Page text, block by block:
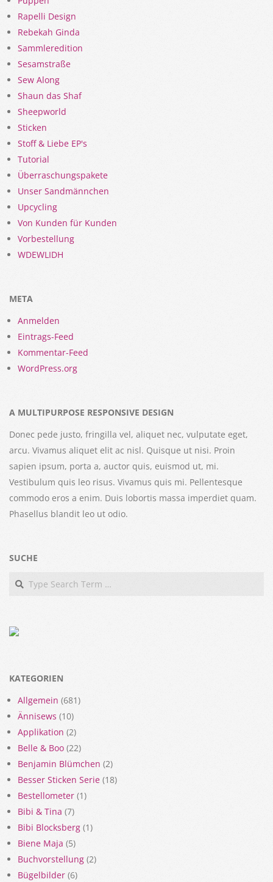
Rapelli Design
Rebekah Ginda
Sammleredition
Sesamstraße
Sew Along
Shaun das Shaf
Sheepworld
Sticken
Stoff & Liebe EP's
Tutorial
Überraschungspakete
Unser Sandmännchen
Upcycling
Von Kunden für Kunden
Vorbestellung
WDEWLIDH
META
Anmelden
Eintrags-Feed
Kommentar-Feed
WordPress.org
A MULTIPURPOSE RESPONSIVE DESIGN
Donec pede justo, fringilla vel, aliquet nec, vulputate eget,
arcu. Vivamus aliquet elit ac nisl. Quisque ut nisi. Proin
sapien ipsum, porta a, auctor quis, euismod ut, mi.
Vestibulum quis leo risus. Vivamus quis mi. Pellentesque
commodo eros a enim. Duis lobortis massa imperdiet quam.
Phasellus blandit leo ut odio.
SUCHE
Search
KATEGORIEN
Allgemein (681)
Ännisews (10)
Applikation (2)
Belle & Boo (22)
Benjamin Blümchen (2)
Besser Sticken Serie (18)
Bestellometer (1)
Bibi & Tina (7)
Bibi Blocksberg (1)
Biene Maja (5)
Buchvorstellung (2)
Bügelbilder (6)